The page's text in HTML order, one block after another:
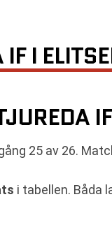
I
25 av 26.
i tabellen. Båda